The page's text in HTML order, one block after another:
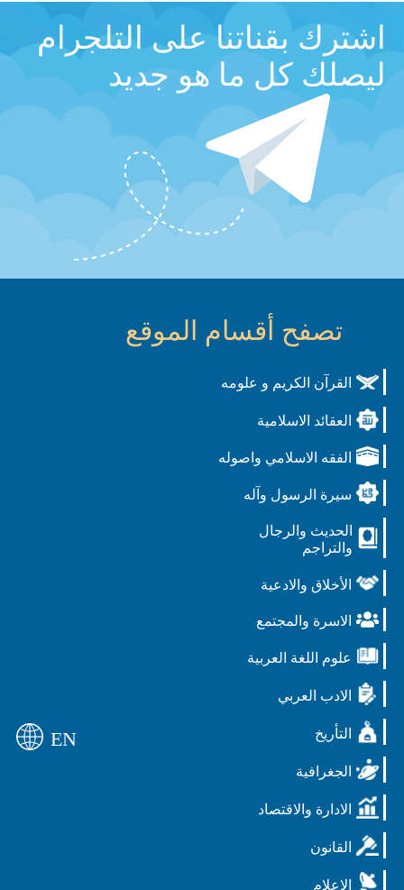
اشترك بقناتنا على التلجرام
ليصلك كل ما هو جديد
تصفح أقسام الموقع
القرآن الكريم و علومه
العقائد الاسلامية
الفقه الاسلامي واصوله
سيرة الرسول وآله
الحديث والرجال
والتراجم
الأخلاق والادعية
الاسرة والمجتمع
علوم اللغة العربية
الادب العربي
التأريخ
الجغرافية
الادارة والاقتصاد
القانون
الاعلام
EN